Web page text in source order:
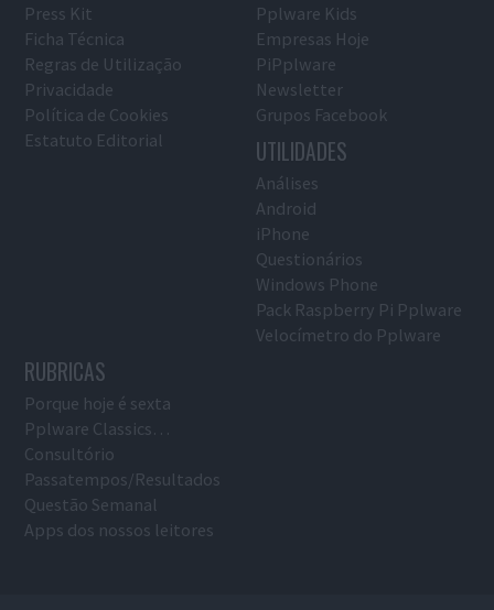
Press Kit
Ficha Técnica
Regras de Utilização
Privacidade
Política de Cookies
Estatuto Editorial
Pplware Kids
Empresas Hoje
PiPplware
Newsletter
Grupos Facebook
UTILIDADES
Análises
Android
iPhone
Questionários
Windows Phone
Pack Raspberry Pi Pplware
Velocímetro do Pplware
RUBRICAS
Porque hoje é sexta
Pplware Classics…
Consultório
Passatempos/Resultados
Questão Semanal
Apps dos nossos leitores